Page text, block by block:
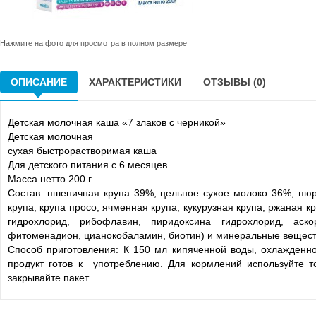
Нажмите на фото для просмотра в полном размере
ОПИСАНИЕ ХАРАКТЕРИСТИКИ ОТЗЫВЫ (0)
Детская молочная каша «7 злаков с черникой»
Детская молочная
сухая быстрорастворимая каша
Для детского питания с 6 месяцев
Масса нетто 200 г
Состав: пшеничная крупа 39%, цельное сухое молоко 36%,
крупа, крупа просо, ячменная крупа, кукурузная крупа, ржаная
гидрохлорид, рибофлавин, пиридоксина гидрохлорид,
фитоменадион, цианокобаламин, биотин) и минеральные
Cпособ приготовления: К 150 мл кипяченной воды,
продукт готов к употреблению. Для кормлений используйте
закрывайте пакет.